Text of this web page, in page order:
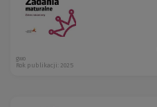
gwo
Rok publikacji: 2025